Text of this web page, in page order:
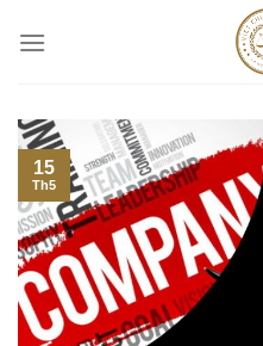
15
Th5